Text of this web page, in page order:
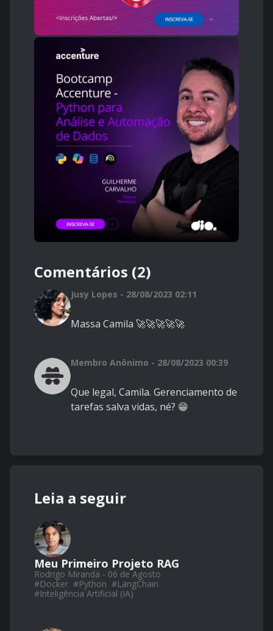
Comentários (2)
Jusy Lopes - 28/08/2023 02:11
Massa Camila 🚀🚀🚀🚀🚀
Membro Anônimo - 28/08/2023 00:39
Que legal, Camila. Gerenciamento de
tarefas salva vidas, né? 😁
Leia a seguir
Meu Primeiro Projeto RAG
Rodrigo Miranda - 06 de Agosto
#Docker #Python #LangChain
#Inteligência Artificial (IA)